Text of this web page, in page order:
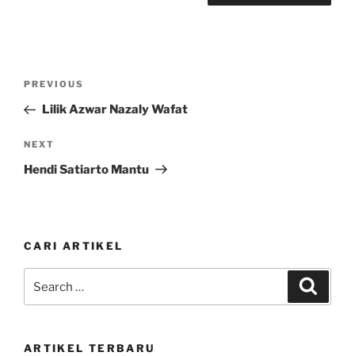
Previous
Post
PREVIOUS
Lilik Azwar Nazaly Wafat
Next
Post
NEXT
Hendi Satiarto Mantu
CARI ARTIKEL
for:
ARTIKEL TERBARU